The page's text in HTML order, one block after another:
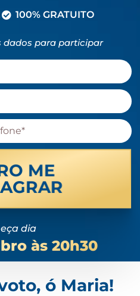
100% GRATUITO
dados para participar
ME
dia
às 20h30
ó Maria!